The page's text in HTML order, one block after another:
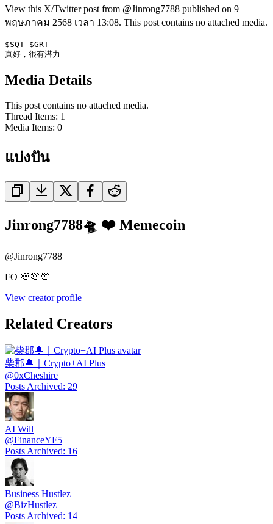
View this X/Twitter post from @Jinrong7788 published on 9
พฤษภาคม 2568 เวลา 13:08. This post contains no attached media.
$SQT $GRT
真好，很有潜力
Media Details
This post contains no attached media.
Thread Items: 1
Media Items: 0
แบ่งปัน
Jinrong7788🛸 ❤️ Memecoin
@Jinrong7788
FO 💯💯💯
View creator profile
Related Creators
柴郡🔔｜Crypto+AI Plus
@0xCheshire
Posts Archived: 29
AI Will
@FinanceYF5
Posts Archived: 16
Business Hustlez
@BizHustlez
Posts Archived: 14